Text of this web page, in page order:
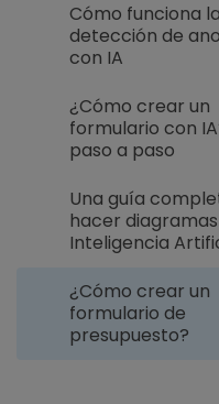
Cómo funciona la
detección de
con IA
¿Cómo crear un
formulario con
paso a paso
Una guía
hacer
Inteligencia
¿Cómo crear un
formulario de
presupuesto?